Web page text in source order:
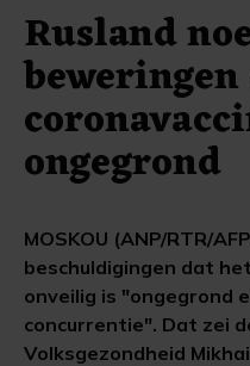
Rusland
ongegrond
MOSKOU (ANP/RTR/
beschuldigingen dat
onveilig is "ongegrond
concurrentie". Dat zei
Volksgezondheid